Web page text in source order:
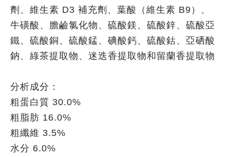
劑、維生素 D3 補充劑、葉酸（維生素 B9）、
牛磺酸、膽鹼氯化物、硫酸鎂、硫酸鋅、硫酸亞
鐵、硫酸銅、硫酸錳、碘酸鈣、硫酸鈷、亞硒酸
鈉、綠茶提取物、迷迭香提取物和留蘭香提取物
分析成分：
粗蛋白質 30.0%
粗脂肪 16.0%
粗纖維 3.5%
水分 6.0%